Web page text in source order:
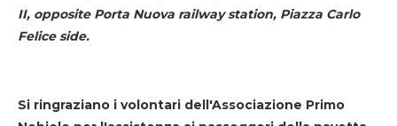
II, opposite Porta Nuova railway station, Piazza Carlo
Felice side.
Si ringraziano i volontari dell'Associazione Primo